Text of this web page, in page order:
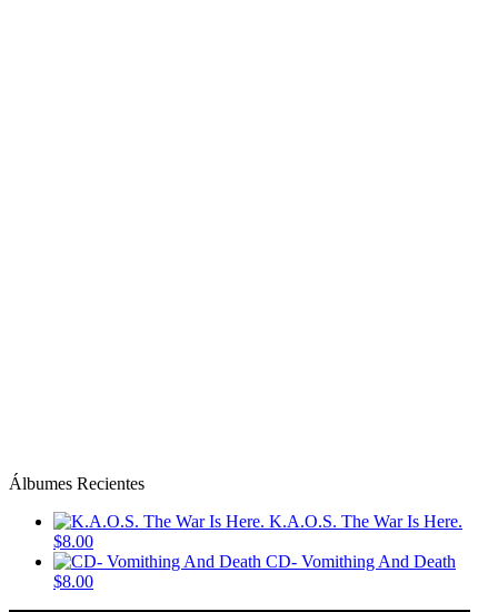
Álbumes Recientes
K.A.O.S. The War Is Here.
$8.00
CD- Vomithing And Death
$8.00